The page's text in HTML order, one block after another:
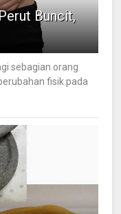
Buncit,
sebagian orang
fisik pada